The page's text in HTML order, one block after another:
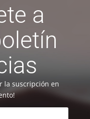
a
la suscripción en